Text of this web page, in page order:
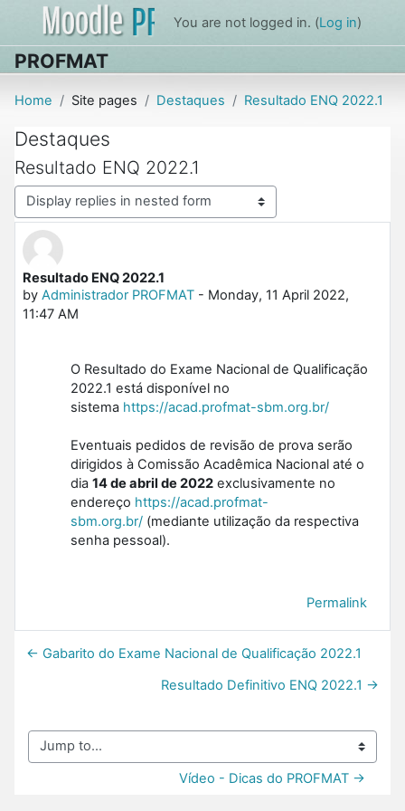
Skip to main content
You are not logged in. (Log in)
PROFMAT
Home Site pages Destaques Resultado ENQ 2022.1
Destaques
Resultado ENQ 2022.1
Display mode
Resultado ENQ 2022.1
by Administrador PROFMAT - Monday, 11 April 2022,
11:47 AM
Number of replies: 0
O Resultado do Exame Nacional de Qualificação
2022.1 está disponível no
sistema https://acad.profmat-sbm.org.br/
Eventuais pedidos de revisão de prova serão
dirigidos à Comissão Acadêmica Nacional até o
dia 14 de abril de 2022 exclusivamente no
endereço https://acad.profmat-
sbm.org.br/ (mediante utilização da respectiva
senha pessoal).
Permalink
← Gabarito do Exame Nacional de Qualificação 2022.1
Resultado Definitivo ENQ 2022.1 →
Jump to...
Vídeo - Dicas do PROFMAT →